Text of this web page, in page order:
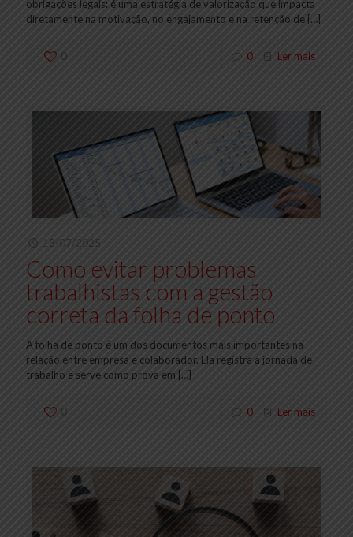
obrigações legais: é uma estratégia de valorização que impacta
diretamente na motivação, no engajamento e na retenção de […]
0 0 Ler mais
18/07/2025
Como evitar problemas
trabalhistas com a gestão
correta da folha de ponto
A folha de ponto é um dos documentos mais importantes na
relação entre empresa e colaborador. Ela registra a jornada de
trabalho e serve como prova em […]
0 0 Ler mais